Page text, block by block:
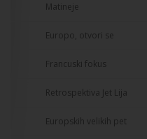
Matineje
Europo, otvori se
Francuski fokus
Retrospektiva Jet Lija
Europskih velikih pet